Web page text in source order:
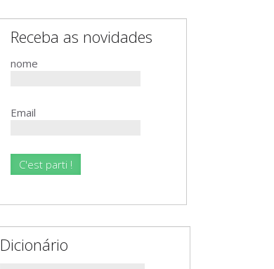
Receba as novidades
nome
Email
Dicionário